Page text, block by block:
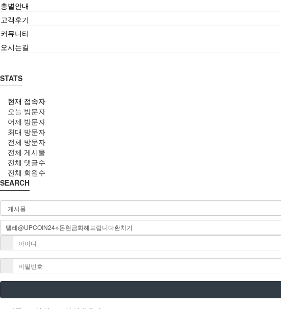
층별안내
고객후기
커뮤니티
오시는길
STATS
현재 접속자
오늘 방문자
어제 방문자
최대 방문자
전체 방문자
전체 게시물
전체 댓글수
전체 회원수
SEARCH